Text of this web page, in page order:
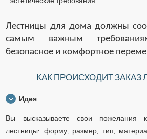
Лестницы для дома должны
самым важным
безопасное и комфортное
КАК ПРОИСХОДИТ ЗАКАЗ
Идея
Вы высказываете свои пожелания
лестницы: форму, размер, тип,